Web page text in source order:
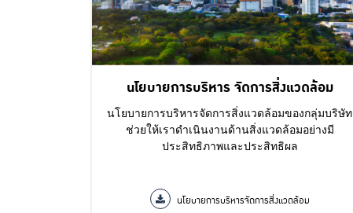
นโยบายการบริหาร จัดการสิ่งแวดล้อม
นโยบายการบริหารจัดการสิ่งแวดล้อมของกลุ่มบริษัท
ช่วยให้เราดำเนินงานด้านสิ่งแวดล้อมอย่างมี
ประสิทธิภาพและประสิทธิผล
นโยบายการบริหารจัดการสิ่งแวดล้อม